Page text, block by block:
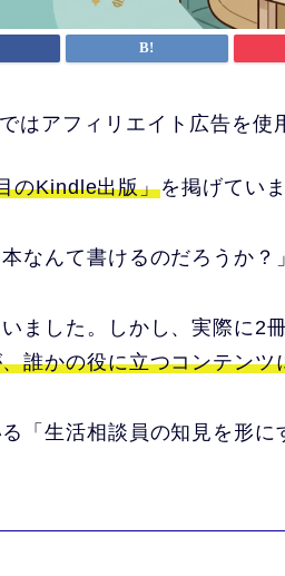
はアフィリエイト広告を使
のKindle出版」を掲げていま
なんて書けるのだろうか？」
ました。しかし、実際に2
誰かの役に立つコンテンツ
「生活相談員の知見を形に